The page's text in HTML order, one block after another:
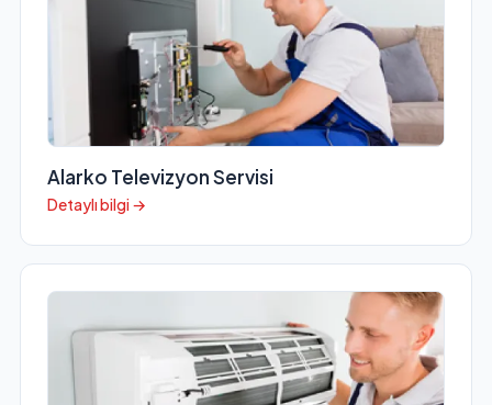
Alarko Televizyon Servisi
Detaylı bilgi →